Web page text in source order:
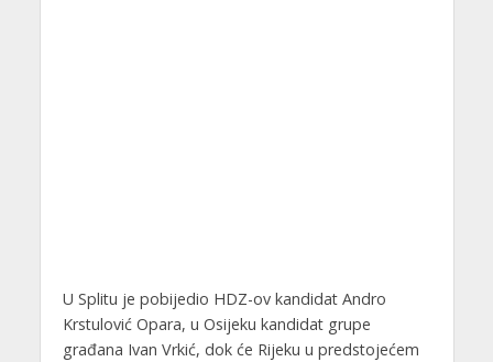
U Splitu je pobijedio HDZ-ov kandidat Andro
Krstulović Opara, u Osijeku kandidat grupe
građana Ivan Vrkić, dok će Rijeku u predstojećem